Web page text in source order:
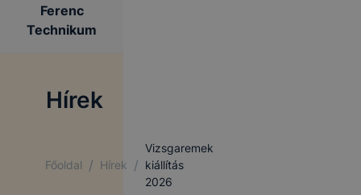
Ferenc
Technikum
Hírek
Főoldal / Hírek /
Vizsgaremek
kiállítás
2026